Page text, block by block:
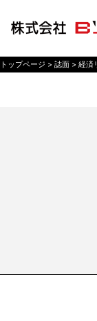
トップページ > 誌面 > 経済